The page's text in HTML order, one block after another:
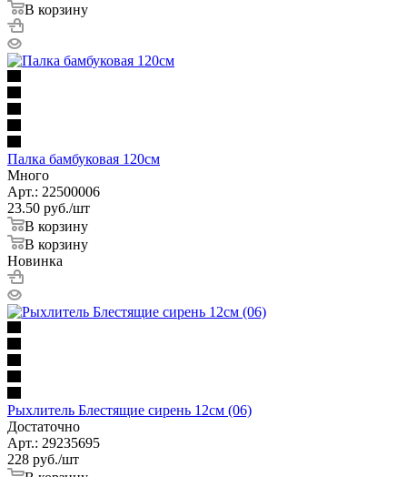
В корзину
Палка бамбуковая 120см
Много
Арт.: 22500006
23.50 руб./шт
В корзину
В корзину
Новинка
Рыхлитель Блестящие сирень 12см (06)
Достаточно
Арт.: 29235695
228 руб./шт